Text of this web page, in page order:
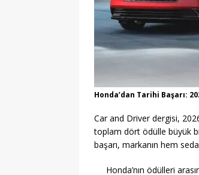
Honda’dan Tarihi Başarı:
Car and Driver dergisi,
toplam dört ödülle büyük
başarı, markanın hem
Honda’nın ödülleri